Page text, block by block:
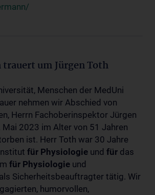
um Jürgen Toth
Menschen der MedUni
nehmen wir Abschied von
Herrn Fachoberinspektor Jürgen
Mai 2023 im Alter von 51 Jahren
ist. Herr Toth war 30 Jahre
für Physiologie und für das
für Physiologie und
Sicherheitsbeauftragter tätig. Wir
humorvollen,